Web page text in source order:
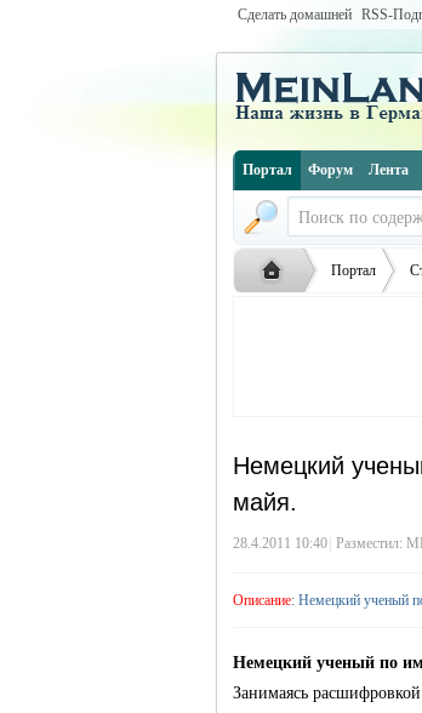
Сделать домашней RSS-
Портал Форум Лента
Портал
Немецкий
майя.
28.4.2011 10:40 Разместил:
Описание: Немецкий ученый
Немецкий ученый по
Занимаясь расшифровкой